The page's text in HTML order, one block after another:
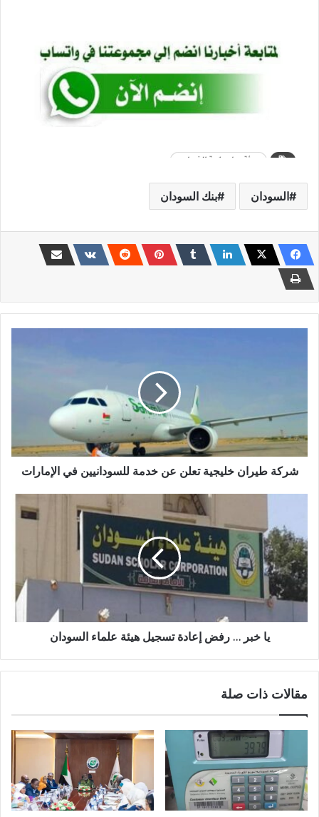
السودان بنك السودان
خدمة
للسودانيين
في
الإمارات
شركة طيران خليجية تعلن عن خدمة للسودانيين في الإمارات
رفض
إعادة
تسجيل
هيئة
علماء
السودان
يا خبر … رفض إعادة تسجيل هيئة علماء السودان
مقالات ذات صلة